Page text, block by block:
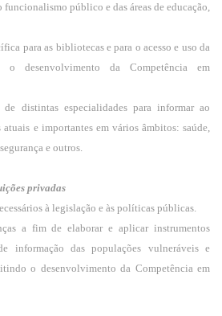
funcionalismo público e das áreas de educação,
para as bibliotecas e para o acesso e uso da
o desenvolvimento da Competência em
distintas especialidades para informar ao
e importantes em vários âmbitos: saúde,
e outros.
privadas
à legislação e às políticas públicas.
a fim de elaborar e aplicar instrumentos
informação das populações vulneráveis e
o desenvolvimento da Competência em